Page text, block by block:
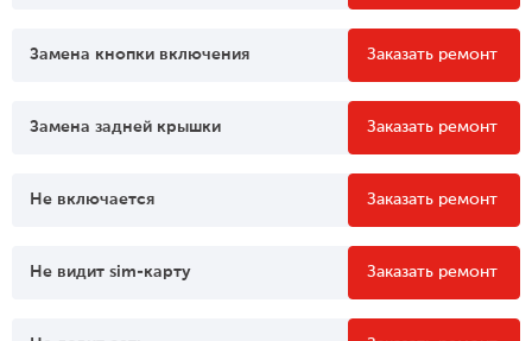
Замена кнопки включения Заказать ремонт
Замена задней крышки Заказать ремонт
Не включается Заказать ремонт
Не видит sim-карту Заказать ремонт